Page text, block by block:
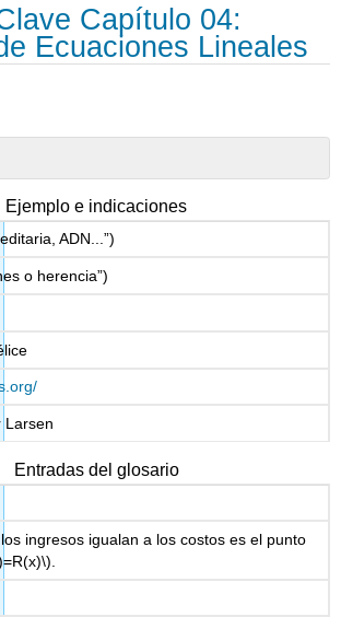
Capítulo 04:
Ecuaciones Lineales
Ejemplo e indicaciones
ADN...”)
o herencia”)
Larsen
Entradas del glosario
ingresos igualan a los costos es el punto